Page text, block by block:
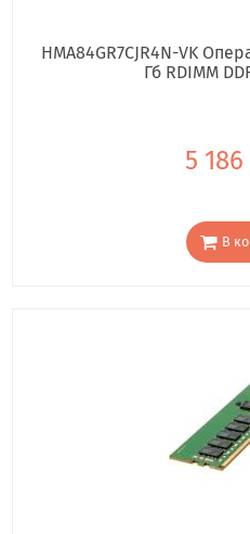
HMA84GR7CJR4N-VK
Гб RDIMM
5
В